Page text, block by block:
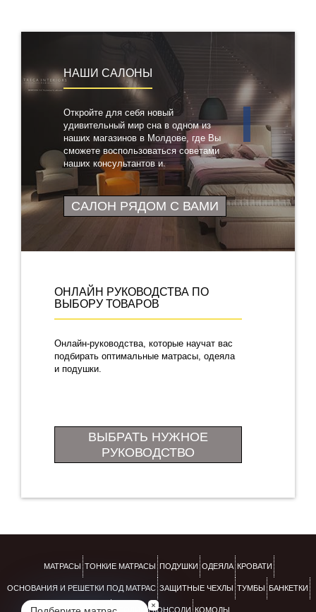
НАШИ САЛОНЫ
Откройте для себя новый
удивительный мир сна в одном из
наших магазинов в Молдове, где Вы
сможете воспользоваться советами
наших консультантов и
протестировать понравившиеся
товары
САЛОН РЯДОМ С ВАМИ
ОНЛАЙН РУКОВОДСТВА ПО
ВЫБОРУ ТОВАРОВ
Онлайн-руководства, которые научат вас
подбирать оптимальные матрасы, одеяла
и подушки.
ВЫБРАТЬ НУЖНОЕ
РУКОВОДСТВО
МАТРАСЫ ТОНКИЕ МАТРАСЫ ПОДУШКИ ОДЕЯЛА КРОВАТИ
ОСНОВАНИЯ И РЕШЕТКИ ПОД МАТРАС ЗАЩИТНЫЕ ЧЕХЛЫ ТУМБЫ БАНКЕТКИ
ПУФЫ СТОЛИКИ КОНСОЛИ КОМОДЫ